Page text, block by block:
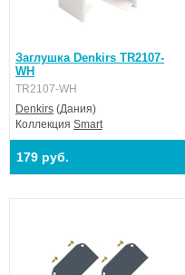
Заглушка Denkirs TR2107-
WH
TR2107-WH
Denkirs (Дания)
Коллекция Smart
179 руб.